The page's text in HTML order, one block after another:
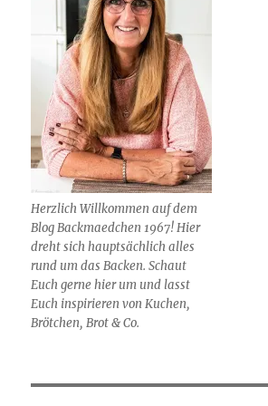
Herzlich Willkommen auf dem
Blog Backmaedchen 1967! Hier
dreht sich hauptsächlich alles
rund um das Backen. Schaut
Euch gerne hier um und lasst
Euch inspirieren von Kuchen,
Brötchen, Brot & Co.